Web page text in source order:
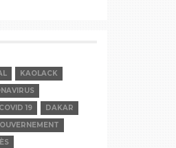
KAOLACK
COVID 19
DAKAR